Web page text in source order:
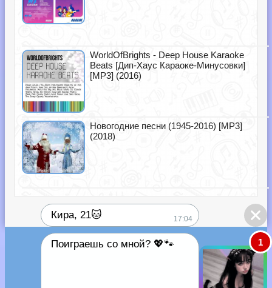
WorldOfBrights - Deep House Karaoke
Beats [Дип-Хаус Караоке-Минусовки]
[MP3] (2016)
Новогодние песни (1945-2016) [MP3]
(2018)
Кира, 21🐱 17:04
Поиграешь со мной? 💖🐾 1